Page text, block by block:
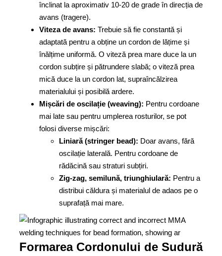
înclinat la aproximativ 10-20 de grade în direcția de
avans (tragere).
Viteza de avans: Trebuie să fie constantă și
adaptată pentru a obține un cordon de lățime și
înălțime uniformă. O viteză prea mare duce la un
cordon subțire și pătrundere slabă; o viteză prea
mică duce la un cordon lat, supraîncălzirea
materialului și posibilă ardere.
Mișcări de oscilație (weaving): Pentru cordoane
mai late sau pentru umplerea rosturilor, se pot
folosi diverse mișcări:
Liniară (stringer bead): Doar avans, fără
oscilație laterală. Pentru cordoane de
rădăcină sau straturi subțiri.
Zig-zag, semilună, triunghiulară: Pentru a
distribui căldura și materialul de adaos pe o
suprafață mai mare.
Formarea Cordonului de Sudură